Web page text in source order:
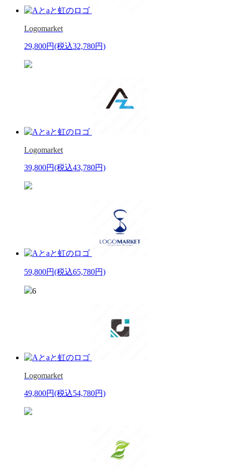
Logomarket
29,800円(税込32,780円)
Logomarket
39,800円(税込43,780円)
59,800円(税込65,780円)
6
Logomarket
49,800円(税込54,780円)